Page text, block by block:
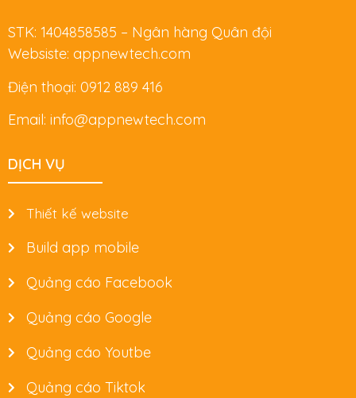
STK: 1404858585 – Ngân hàng Quân đội
Websiste: appnewtech.com
Điện thoại: 0912 889 416
Email: info@appnewtech.com
DỊCH VỤ
Thiết kế website
Build app mobile
Quảng cáo Facebook
Quảng cáo Google
Quảng cáo Youtbe
Quảng cáo Tiktok